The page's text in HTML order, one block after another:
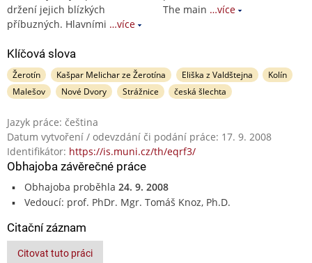
držení jejich blízkých
příbuzných. Hlavními …více
The main …více
Klíčová slova
Žerotín Kašpar Melichar ze Žerotína Eliška z Valdštejna
Kolín
Malešov
Nové Dvory Strážnice česká šlechta
Jazyk práce: čeština
Datum vytvoření / odevzdání či podání práce: 17. 9. 2008
Identifikátor: https://is.muni.cz/th/eqrf3/
Obhajoba závěrečné práce
Obhajoba proběhla 24. 9. 2008
Vedoucí: prof. PhDr. Mgr. Tomáš Knoz, Ph.D.
Citační záznam
Citovat tuto práci